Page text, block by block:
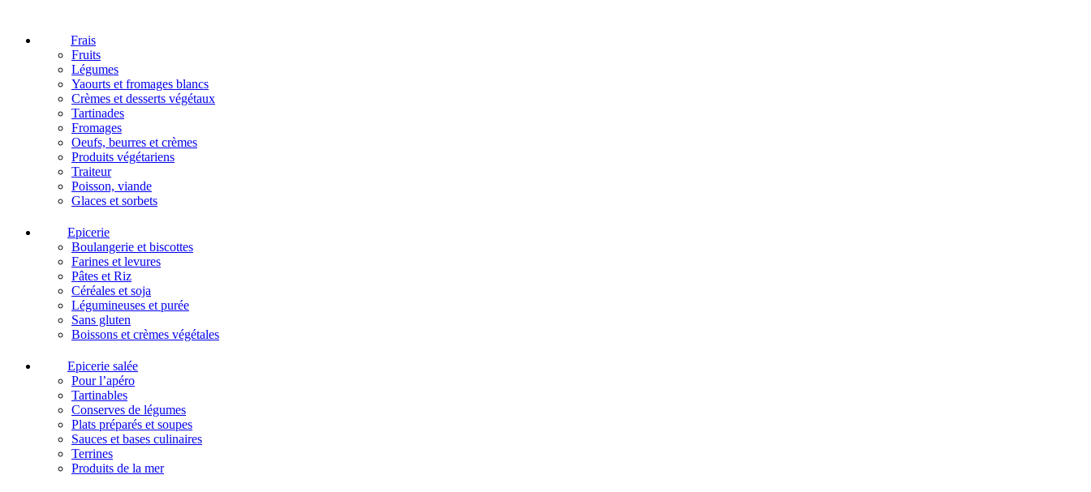
Frais
Fruits
Légumes
Yaourts et fromages blancs
Crèmes et desserts végétaux
Tartinades
Fromages
Oeufs, beurres et crèmes
Produits végétariens
Traiteur
Poisson, viande
Glaces et sorbets
Epicerie
Boulangerie et biscottes
Farines et levures
Pâtes et Riz
Céréales et soja
Légumineuses et purée
Sans gluten
Boissons et crèmes végétales
Epicerie salée
Pour l’apéro
Tartinables
Conserves de légumes
Plats préparés et soupes
Sauces et bases culinaires
Terrines
Produits de la mer